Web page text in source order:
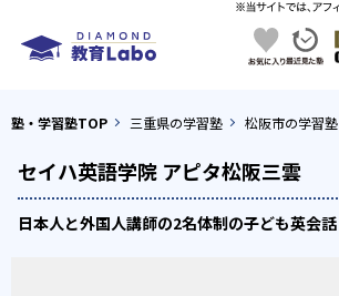
塾・学習塾TOP 三重県の学習塾 松阪市の学習塾
セイハ英語学院 アピタ松阪三雲
日本人と外国人講師の2名体制の子ども英会話